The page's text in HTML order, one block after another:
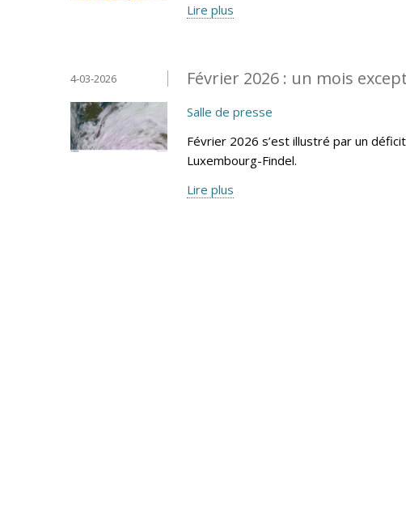
Lire plus
Février 2026 : un mois
4-03-2026
Salle de presse
Février 2026 s’est illustré par un
Luxembourg-Findel.
Lire plus